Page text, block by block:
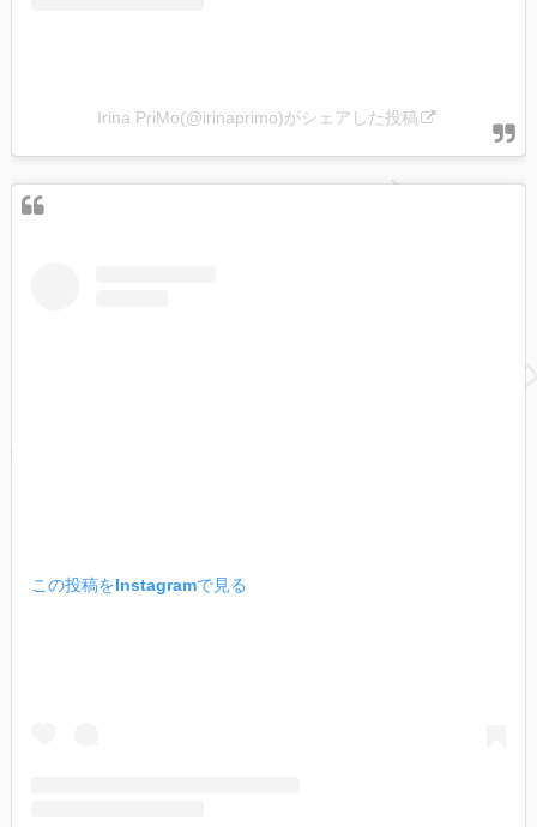
Irina PriMo(@irinaprimo)がシェアした投稿
この投稿をInstagramで見る